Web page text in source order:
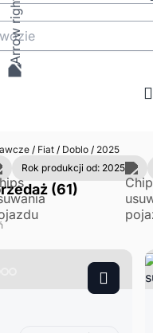
/Fiat /Doblo /2025
Rok produkcji od: 2025
(61)